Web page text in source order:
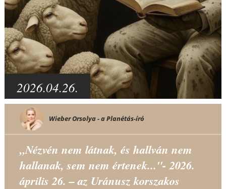
2026.04.26.
Wieber Orsolya - a Planétás-író
„Nézvén nem látnak, és hallván nem
hallanak, sem nem értenek..."- 2026.
április 26. – az Uránusz korszakos